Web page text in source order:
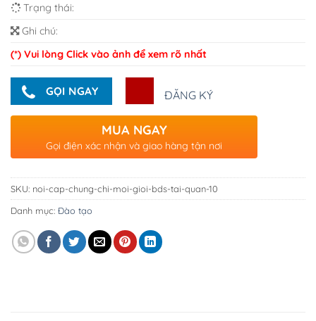
Trạng thái:
Ghi chú:
(*) Vui lòng Click vào ảnh để xem rõ nhất
GỌI NGAY ĐĂNG KÝ
MUA NGAY
Gọi điện xác nhận và giao hàng tận nơi
SKU: noi-cap-chung-chi-moi-gioi-bds-tai-quan-10
Danh mục: Đào tạo